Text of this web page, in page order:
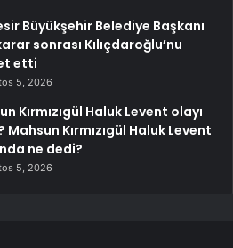
Büyükşehir Belediye Başkanı
sonrası Kılıçdaroğlu’nu
etti
5, 2026
Kırmızıgül Haluk Levent olayı
Mahsun Kırmızıgül Haluk Levent
ne dedi?
5, 2026